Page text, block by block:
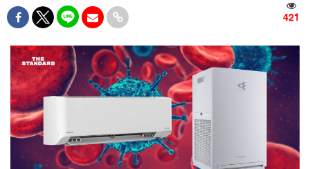
421